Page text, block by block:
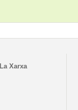
La Xarxa